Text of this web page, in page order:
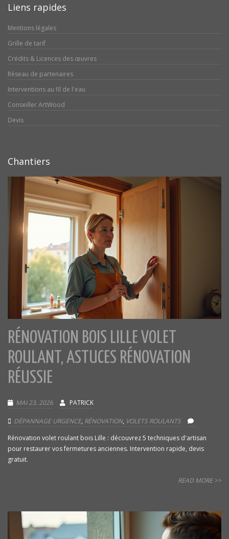
Liens rapides
Mentions légales
Grille de tarif
Crédits & Licences des œuvres
Réseau de partenaires
Interventions au fil de l'eau
Conseiller ArtWood
Devis
Chantiers
RÉNOVATION BOIS LILLE VOLET
ROULANT, ASTUCES RÉNOVATION
RÉUSSIE
MAI 23, 2026 PATRICK
DÉPANNAGE URGENCE, RÉNOVATION, VOLETS ROULANTS
Rénovation volet roulant bois Lille : découvrez 5 techniques d'artisan
pour restaurer vos fermetures anciennes. Intervention rapide, devis
gratuit.
READ MORE >>